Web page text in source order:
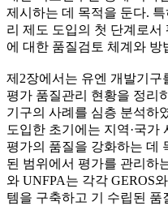
제시하는 데 목적을 둔다.
리 제도 도입의 첫 단계로서
에 대한 품질검토 체계와 방
제2장에서는 유엔 개발기구
평가 품질관리 현황을 정리
기구의 사례를 심층 분석하
도입한 초기에는 지역·국가
평가의 품질을 강화하는 데
된 범위에서 평가를 관리하
와 UNFPA는 각각 GEROS
템을 구축하고 기 수립된